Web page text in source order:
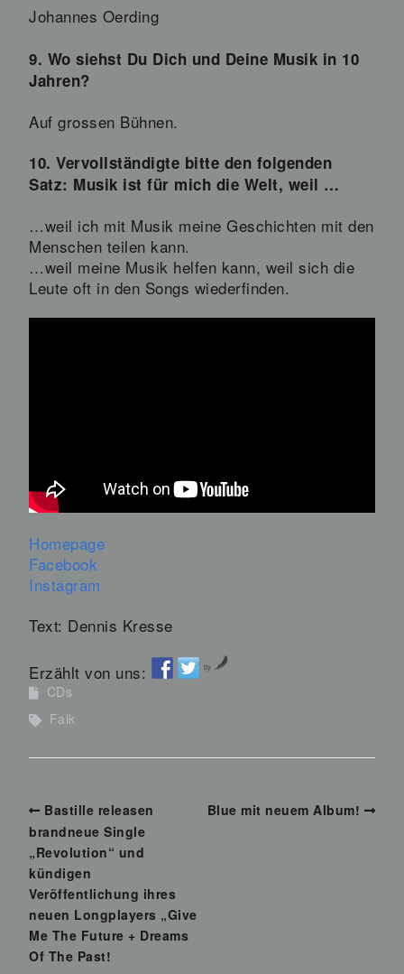
Johannes Oerding
9. Wo siehst Du Dich und Deine Musik in 10
Jahren?
Auf grossen Bühnen.
10. Vervollständigte bitte den folgenden
Satz: Musik ist für mich die Welt, weil …
…weil ich mit Musik meine Geschichten mit den
Menschen teilen kann.
…weil meine Musik helfen kann, weil sich die
Leute oft in den Songs wiederfinden.
Homepage
Facebook
Instagram
Text: Dennis Kresse
Erzählt von uns: by
CDs
Falk
Bastille releasen
brandneue Single
„Revolution“ und
kündigen
Veröffentlichung ihres
neuen Longplayers „Give
Me The Future + Dreams
Of The Past!
Blue mit neuem Album!